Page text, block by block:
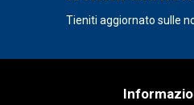
Tieniti aggiornato sulle